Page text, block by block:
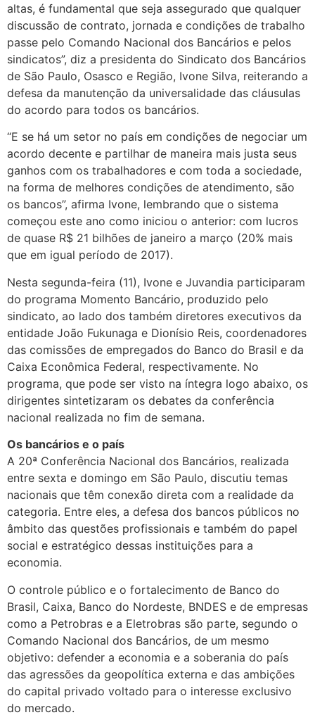
altas, é fundamental que seja assegurado que qualquer
discussão de contrato, jornada e condições de trabalho
passe pelo Comando Nacional dos Bancários e pelos
sindicatos”, diz a presidenta do Sindicato dos Bancários
de São Paulo, Osasco e Região, Ivone Silva, reiterando a
defesa da manutenção da universalidade das cláusulas
do acordo para todos os bancários.
“E se há um setor no país em condições de negociar um
acordo decente e partilhar de maneira mais justa seus
ganhos com os trabalhadores e com toda a sociedade,
na forma de melhores condições de atendimento, são
os bancos”, afirma Ivone, lembrando que o sistema
começou este ano como iniciou o anterior: com lucros
de quase R$ 21 bilhões de janeiro a março (20% mais
que em igual período de 2017).
Nesta segunda-feira (11), Ivone e Juvandia participaram
do programa Momento Bancário, produzido pelo
sindicato, ao lado dos também diretores executivos da
entidade João Fukunaga e Dionísio Reis, coordenadores
das comissões de empregados do Banco do Brasil e da
Caixa Econômica Federal, respectivamente. No
programa, que pode ser visto na íntegra logo abaixo, os
dirigentes sintetizaram os debates da conferência
nacional realizada no fim de semana.
Os bancários e o país
A 20ª Conferência Nacional dos Bancários, realizada
entre sexta e domingo em São Paulo, discutiu temas
nacionais que têm conexão direta com a realidade da
categoria. Entre eles, a defesa dos bancos públicos no
âmbito das questões profissionais e também do papel
social e estratégico dessas instituições para a
economia.
O controle público e o fortalecimento de Banco do
Brasil, Caixa, Banco do Nordeste, BNDES e de empresas
como a Petrobras e a Eletrobras são parte, segundo o
Comando Nacional dos Bancários, de um mesmo
objetivo: defender a economia e a soberania do país
das agressões da geopolítica externa e das ambições
do capital privado voltado para o interesse exclusivo
do mercado.